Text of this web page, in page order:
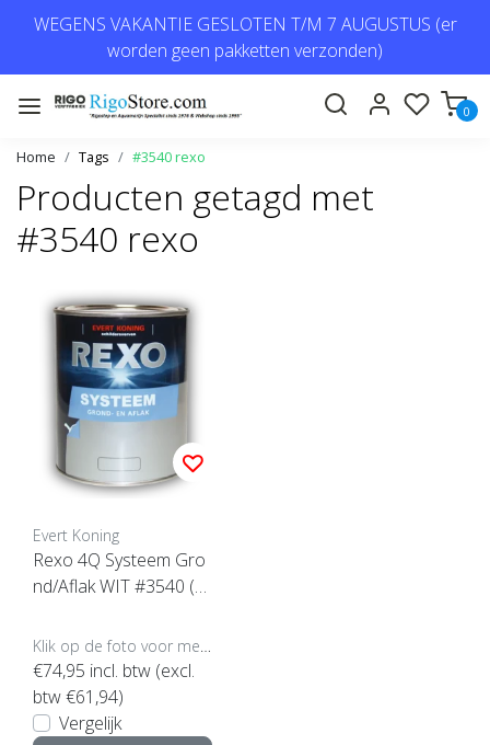
WEGENS VAKANTIE GESLOTEN T/M 7 AUGUSTUS (er
worden geen pakketten verzonden)
0
Home Tags #3540 rexo
Producten getagd met
#3540 rexo
Evert Koning
Rexo 4Q Systeem Gro
nd/Aflak WIT #3540 (kli
€74,95 incl. btw (excl.
btw €61,94)
Vergelijk